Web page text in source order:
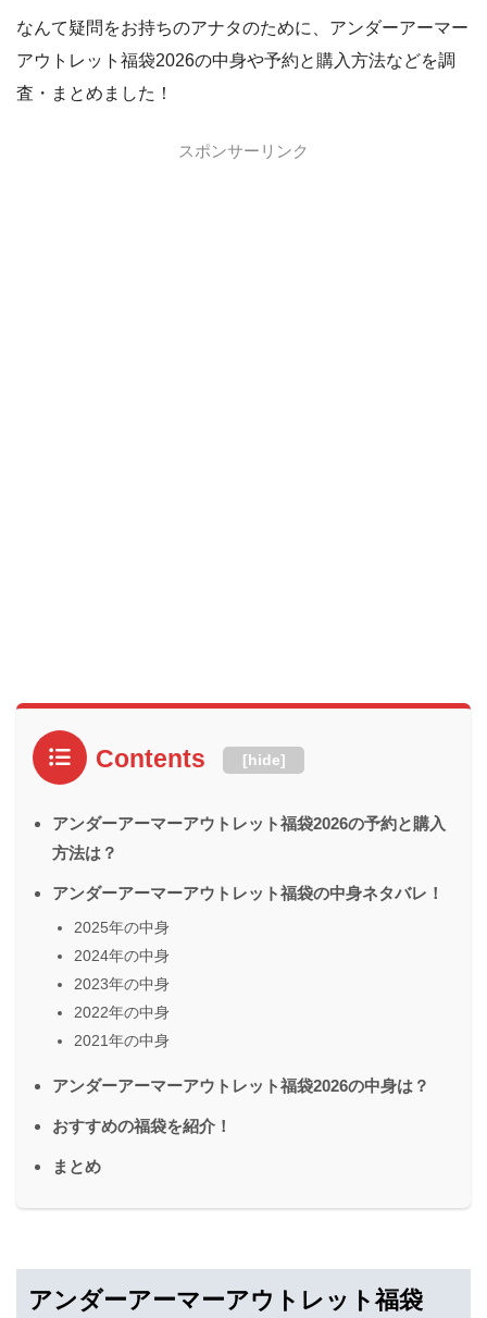
なんて疑問をお持ちのアナタのために、アンダーアーマー
アウトレット福袋2026の中身や予約と購入方法などを調
査・まとめました！
スポンサーリンク
Contents [hide]
アンダーアーマーアウトレット福袋2026の予約と購入
方法は？
アンダーアーマーアウトレット福袋の中身ネタバレ！
2025年の中身
2024年の中身
2023年の中身
2022年の中身
2021年の中身
アンダーアーマーアウトレット福袋2026の中身は？
おすすめの福袋を紹介！
まとめ
アンダーアーマーアウトレット福袋